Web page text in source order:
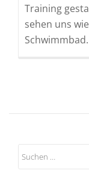
Training
sehen uns